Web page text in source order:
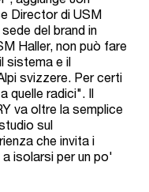
Director di USM
del brand in
Haller, non può fare
sistema e il
svizzere. Per certi
quelle radici". Il
va oltre la semplice
sul
che invita i
isolarsi per un po'